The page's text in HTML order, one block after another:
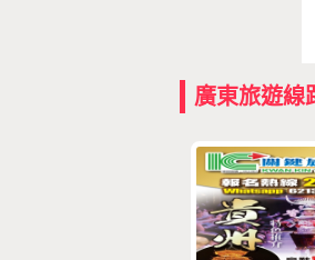
廣東旅遊線